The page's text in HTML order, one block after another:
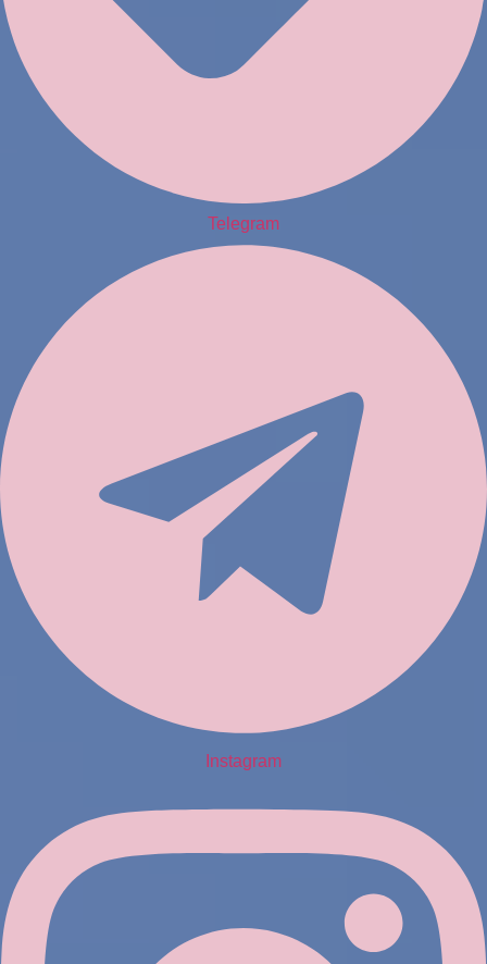
Telegram
Instagram